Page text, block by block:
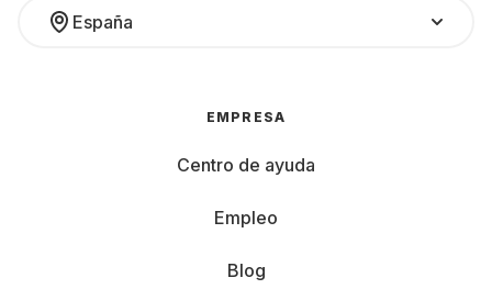
España
EMPRESA
Centro de ayuda
Empleo
Blog